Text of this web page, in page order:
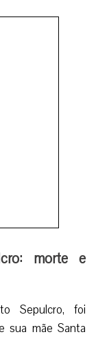
morte e
dos dois
lugar o fizeram